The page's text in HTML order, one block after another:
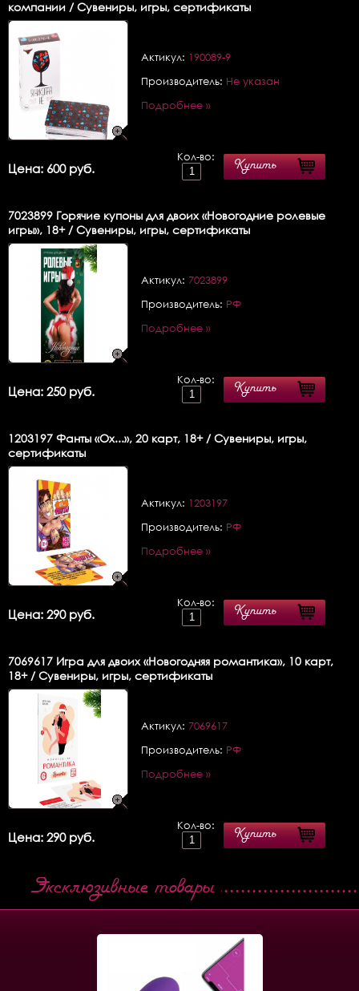
компании / Сувениры, игры, сертификаты
Актикул: 190089-9
Производитель: Не указан
Подробнее »
Цена: 600 руб.
Кол-во:
Купить
7023899 Горячие купоны для двоих «Новогодние ролевые
игры», 18+ / Сувениры, игры, сертификаты
Актикул: 7023899
Производитель: РФ
Подробнее »
Цена: 250 руб.
Кол-во:
Купить
1203197 Фанты «Ох...», 20 карт, 18+ / Сувениры, игры,
сертификаты
Актикул: 1203197
Производитель: РФ
Подробнее »
Цена: 290 руб.
Кол-во:
Купить
7069617 Игра для двоих «Новогодняя романтика», 10 карт,
18+ / Сувениры, игры, сертификаты
Актикул: 7069617
Производитель: РФ
Подробнее »
Цена: 290 руб.
Кол-во:
Купить
Эксклюзивные товары